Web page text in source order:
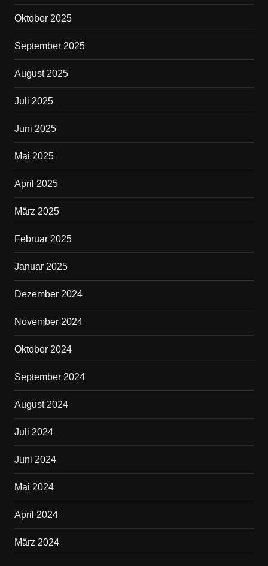
Oktober 2025
September 2025
August 2025
Juli 2025
Juni 2025
Mai 2025
April 2025
März 2025
Februar 2025
Januar 2025
Dezember 2024
November 2024
Oktober 2024
September 2024
August 2024
Juli 2024
Juni 2024
Mai 2024
April 2024
März 2024